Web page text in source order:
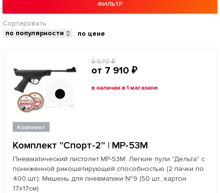
ФИЛЬТР
Сортировать
по популярности
по цене
Комплект
Комплект "Спорт-2" | МР-53М
Пневматический пистолет МР-53М; Легкие пули "Дельта" с
пониженной рикошетирующей способностью (2 пачки по
400 шт.); Мишень для пневматики №9 (50 шт., картон
17х17см)
8 570 ₽
от 7 910 ₽
в наличии в 1 магазине